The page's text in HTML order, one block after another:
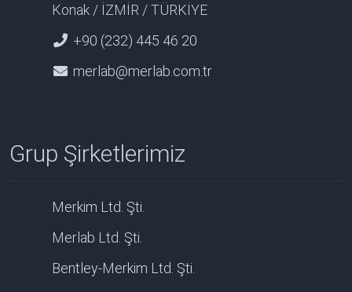
Konak / İZMİR / TÜRKİYE
+90 (232) 445 46 20
merlab@merlab.com.tr
Grup Şirketlerimiz
Merkim Ltd. Şti.
Merlab Ltd. Şti.
Bentley-Merkim Ltd. Şti.